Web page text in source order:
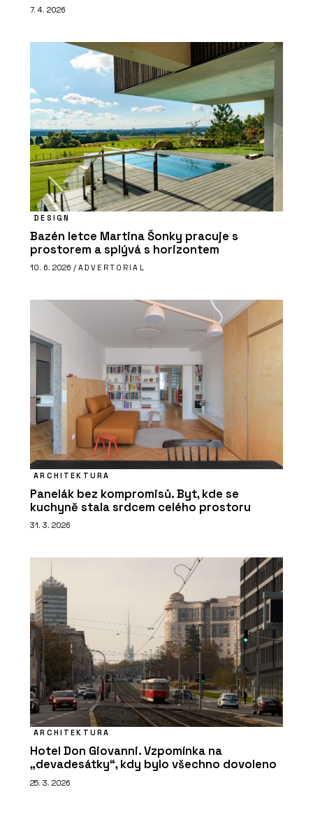
7. 4. 2026
DESIGN
Bazén letce Martina Šonky pracuje s
prostorem a splývá s horizontem
10. 6. 2026 / ADVERTORIAL
ARCHITEKTURA
Panelák bez kompromisů. Byt, kde se
kuchyně stala srdcem celého prostoru
31. 3. 2026
ARCHITEKTURA
Hotel Don Giovanni. Vzpomínka na
„devadesátky“, kdy bylo všechno dovoleno
25. 3. 2026